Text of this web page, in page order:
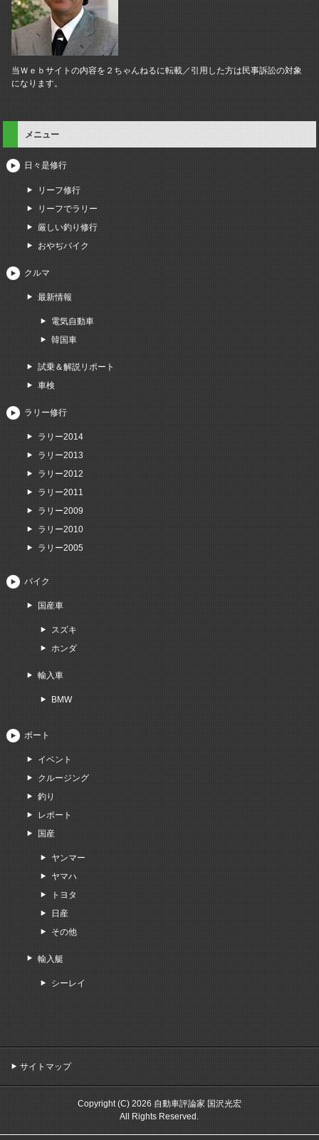
当Ｗｅｂサイトの内容を２ちゃんねるに転載／引用した方は民事訴訟の対象
になります。
メニュー
日々是修行
リーフ修行
リーフでラリー
厳しい釣り修行
おやぢバイク
クルマ
最新情報
電気自動車
韓国車
試乗＆解説リポート
車検
ラリー修行
ラリー2014
ラリー2013
ラリー2012
ラリー2011
ラリー2009
ラリー2010
ラリー2005
バイク
国産車
スズキ
ホンダ
輸入車
BMW
ボート
イベント
クルージング
釣り
レポート
国産
ヤンマー
ヤマハ
トヨタ
日産
その他
輸入艇
シーレイ
サイトマップ
Copyright (C) 2026 自動車評論家 国沢光宏
All Rights Reserved.